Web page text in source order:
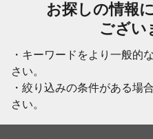
お探しの情報
ござい
・キーワードをより一般的
さい。
・絞り込みの条件がある場
さい。